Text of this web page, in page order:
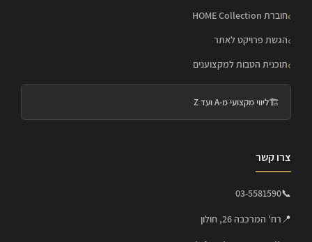
חוברת HOME Collection
הגשת פרויקט לאתר
תוכנית הטבות למקצוענים
🏗️ליווי מקצועי מ-A ועד Z
צרו קשר
📞
03-5581590
📍 רח' המרכבה 26, חולון